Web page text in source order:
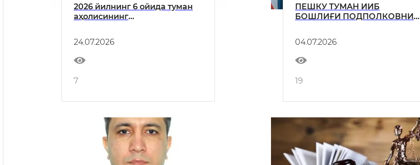
2026 йилнинг 6 ойида туман
аҳолисининг
маълумот
24.07.2026
7
ПЕШКУ ТУМАН ИИБ
БОШЛИҒИ ПОДПОЛКОВНИК
ТУМАН АҲОЛИСИГА
МУРОЖААТИ
04.07.2026
19